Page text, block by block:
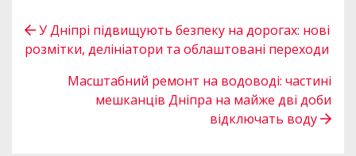
У Дніпрі підвищують безпеку на дорогах: нові
розмітки, делініатори та облаштовані переходи
Масштабний ремонт на водоводі: частині
мешканців Дніпра на майже дві доби
відключать воду